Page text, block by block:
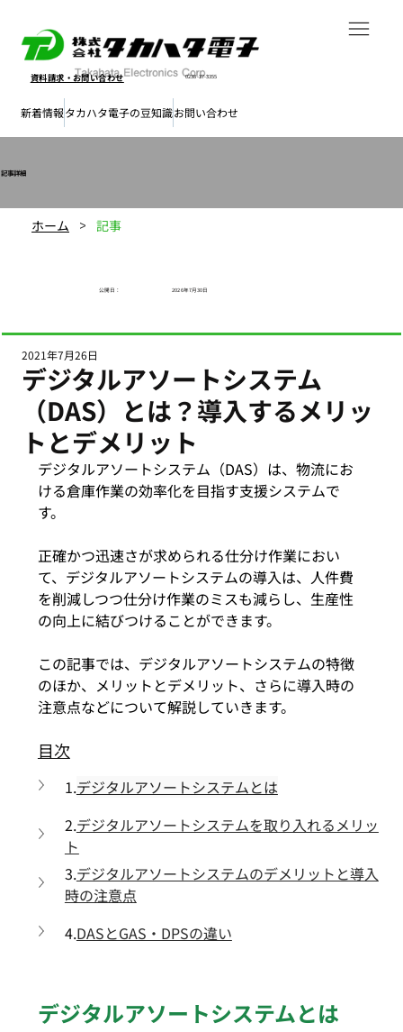
資料請求・ お問い合わせ 0238-37-3355
新着情報タカハタ電子の豆知識お問い合わせ
​記事詳細
ホーム > 記事
公開日​： 2026年7月30日
デジタルアソートシステム
（DAS）とは？導入するメリッ
トとデメリット
2021年7月26日
デジタルアソートシステム（DAS）は、物流にお
ける倉庫作業の効率化を目指す支援システムで
す。
正確かつ迅速さが求められる仕分け作業におい
て、デジタルアソートシステムの導入は、人件費
を削減しつつ仕分け作業のミスも減らし、生産性
の向上に結びつけることができます。
この記事では、デジタルアソートシステムの特徴
のほか、メリットとデメリット、さらに導入時の
注意点などについて解説していきます。
目次
1.デジタルアソートシステムとは
2.デジタルアソートシステムを取り入れるメリッ
ト
3.デジタルアソートシステムのデメリットと導入
時の注意点
4.DASとGAS・DPSの違い
デジタルアソートシステムとは